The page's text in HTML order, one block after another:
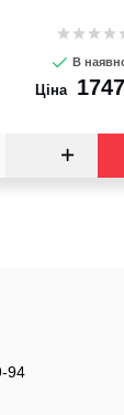
В
Ціна 1747
94